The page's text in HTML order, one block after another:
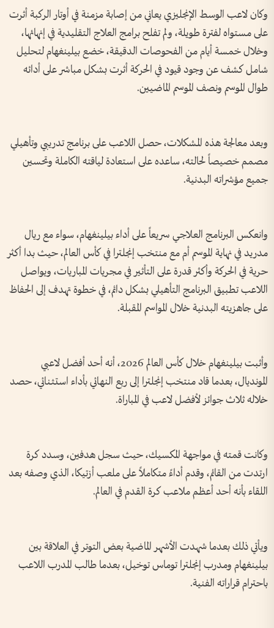
وكان لاعب الوسط الإنجليزي يعاني من إصابة مزمنة في أوتار الركبة أثرت
على مستواه لفترة طويلة، ولم تفلح برامج العلاج التقليدية في إنهائها،
وخلال خمسة أيام من الفحوصات الدقيقة، خضع بيلينغهام لتحليل
شامل كشف عن وجود قيود في الحركة أثرت بشكل مباشر على أدائه
طوال الموسم ونصف الموسم الماضيين.
وبعد معالجة هذه المشكلات، حصل اللاعب على برنامج تدريبي وتأهيلي
مصمم خصيصاً لحالته، ساعده على استعادة لياقته الكاملة وتحسين
جميع مؤشراته البدنية.
وانعكس البرنامج العلاجي سريعاً على أداء بيلينغهام، سواء مع ريال
مدريد في نهاية الموسم أم مع منتخب إنجلترا في كأس العالم، حيث بدا أكثر
حرية في الحركة وأكثر قدرة على التأثير في مجريات المباريات، ويواصل
اللاعب تطبيق البرنامج التأهيلي بشكل دائم، في خطوة تهدف إلى الحفاظ
على جاهزيته البدنية خلال المواسم المقبلة.
وأثبت بيلينغهام خلال كأس العالم 2026، أنه أحد أفضل لاعبي
المونديال، بعدما قاد منتخب إنجلترا إلى ربع النهائي بأداء استثنائي، حصد
خلاله ثلاث جوائز لأفضل لاعب في المباراة.
وكانت قمته في مواجهة المكسيك، حيث سجل هدفين، وسدد كرة
ارتدت من القائم، وقدم أداءً متكاملاً على ملعب أزتيكا، الذي وصفه بعد
اللقاء بأنه أحد أعظم ملاعب كرة القدم في العالم.
ويأتي ذلك بعدما شهدت الأشهر الماضية بعض التوتر في العلاقة بين
بيلينغهام ومدرب إنجلترا توماس توخيل، بعدما طالب المدرب اللاعب
باحترام قراراته الفنية.